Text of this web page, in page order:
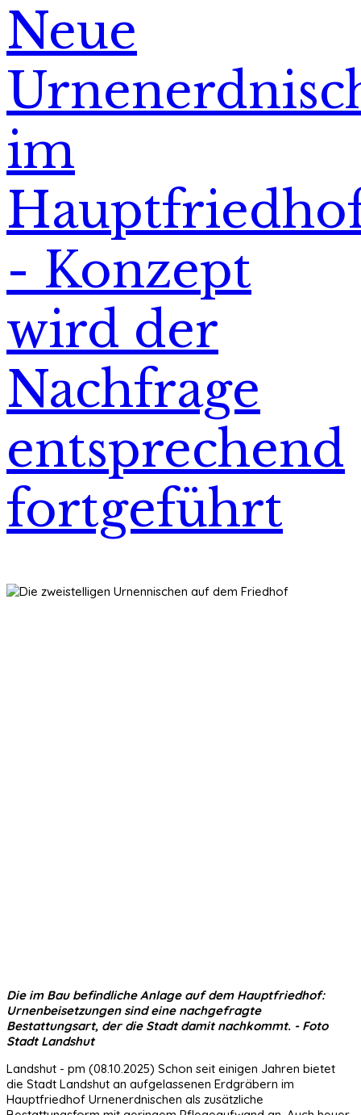
Neue
im
- Konzept
wird der
Nachfrage
entsprechend
fortgeführt
Die im Bau befindliche Anlage auf dem Hauptfriedhof:
Urnenbeisetzungen sind eine nachgefragte
Bestattungsart, der die Stadt damit nachkommt. - Foto
Stadt Landshut
Landshut - pm (08.10.2025) Schon seit einigen Jahren bietet
die Stadt Landshut an aufgelassenen Erdgräbern im
Hauptfriedhof Urnenerdnischen als zusätzliche